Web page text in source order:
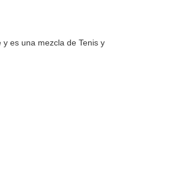
es una mezcla de Tenis y